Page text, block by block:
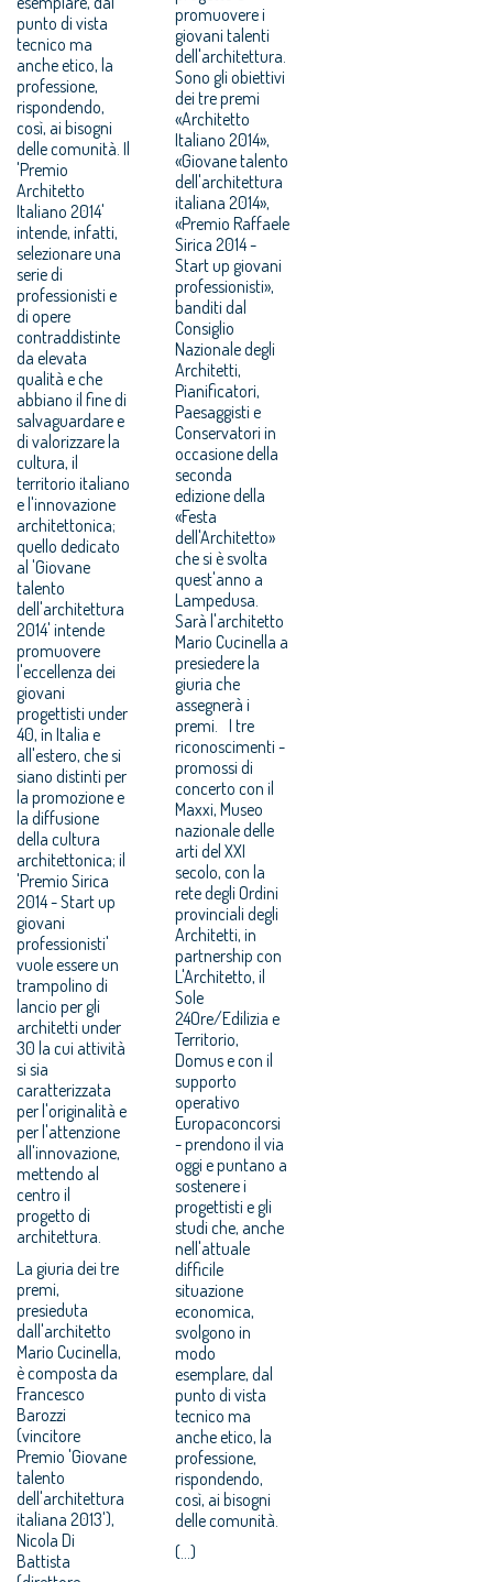
punto di vista
tecnico ma
anche etico, la
professione,
rispondendo,
così, ai bisogni
delle comunità. Il
'Premio
Architetto
Italiano 2014'
intende, infatti,
selezionare una
serie di
professionisti e
di opere
contraddistinte
da elevata
qualità e che
abbiano il fine di
salvaguardare e
di valorizzare la
cultura, il
territorio italiano
e l'innovazione
architettonica;
quello dedicato
al 'Giovane
talento
dell'architettura
2014' intende
promuovere
l'eccellenza dei
giovani
progettisti under
40, in Italia e
all'estero, che si
siano distinti per
la promozione e
la diffusione
della cultura
architettonica; il
'Premio Sirica
2014 - Start up
giovani
professionisti'
vuole essere un
trampolino di
lancio per gli
architetti under
30 la cui attività
si sia
caratterizzata
per l'originalità e
per l'attenzione
all'innovazione,
mettendo al
centro il
progetto di
architettura.
La giuria dei tre
premi,
presieduta
dall'architetto
Mario Cucinella,
è composta da
Francesco
Barozzi
(vincitore
Premio 'Giovane
talento
dell'architettura
italiana 2013'),
Nicola Di
Battista
promuovere i
giovani talenti
dell'architettura.
Sono gli obiettivi
dei tre premi
«Architetto
Italiano 2014»,
«Giovane talento
dell'architettura
italiana 2014»,
«Premio Raffaele
Sirica 2014 -
Start up giovani
professionisti»,
banditi dal
Consiglio
Nazionale degli
Architetti,
Pianificatori,
Paesaggisti e
Conservatori in
occasione della
seconda
edizione della
«Festa
dell'Architetto»
che si è svolta
quest'anno a
Lampedusa.
Sarà l'architetto
Mario Cucinella a
presiedere la
giuria che
assegnerà i
premi. I tre
riconoscimenti -
promossi di
concerto con il
Maxxi, Museo
nazionale delle
arti del XXI
secolo, con la
rete degli Ordini
provinciali degli
Architetti, in
partnership con
L'Architetto, il
Sole
24Ore/Edilizia e
Territorio,
Domus e con il
supporto
operativo
Europaconcorsi
- prendono il via
oggi e puntano a
sostenere i
progettisti e gli
studi che, anche
nell'attuale
difficile
situazione
economica,
svolgono in
modo
esemplare, dal
punto di vista
tecnico ma
anche etico, la
professione,
rispondendo,
così, ai bisogni
delle comunità.
(...)